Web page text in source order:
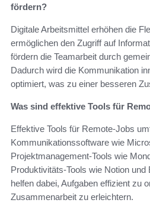
fördern?
Digitale Arbeitsmittel erhöhen die
ermöglichen den Zugriff auf
fördern die Teamarbeit durch
Dadurch wird die Kommunikation
optimiert, was zu einer besseren
Was sind effektive Tools für
Effektive Tools für Remote-Jobs
Kommunikationssoftware wie
Projektmanagement-Tools wie
Produktivitäts-Tools wie Notion und
helfen dabei, Aufgaben effizient zu
Zusammenarbeit zu erleichtern.